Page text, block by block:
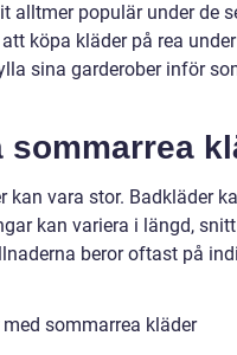
populär under de
köpa kläder på rea
sina garderober inför
vara stor. Badkläder
kan variera i längd,
beror oftast på
sommarrea kläder